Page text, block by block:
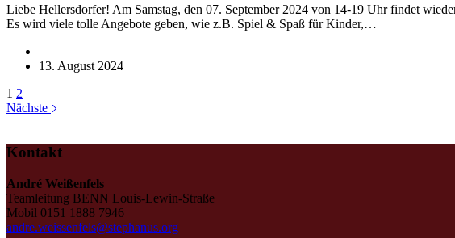
Liebe Hellersdorfer! Am Samstag, den 07. September 2024 von 14-19 Uhr findet
Es wird viele tolle Angebote geben, wie z.B. Spiel & Spaß für Kinder,…
13. August 2024
1 2
Nächste
Kontakt
André Weißenfels
Teamleitung BENN Louis-Lewin-Straße
Mobil 0151 1888 7946
andre.weissenfels@stephanus.org